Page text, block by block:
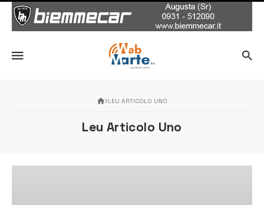
LEU ARTICOLO UNO
Leu Articolo Uno